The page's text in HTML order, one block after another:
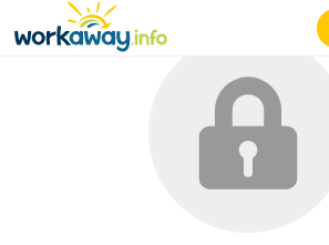
CONTENT
MAIN NAVIGATION